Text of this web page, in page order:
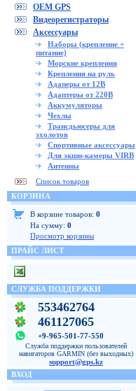
OEM GPS
Видеорегистраторы
Аксессуары
Наборы (крепление +
питание)
Морские крепления
Крепления на руль
Адаперы от 12В
Адаптеры от 220В
Аккумуляторы
Чехлы
Трансдьюсеры для
эхолотов
Спортивные аксессуары
Для экшн-камеры VIRB
Антенны
Список товаров
КОРЗИНА
В корзине товаров: 0
На сумму: 0
Просмотр корзины
ПРАЙС ЛИСТ
СЛУЖБА ПОДДЕРЖКИ
553462764
461127065
+9-965-501-77-550
Служба поддержки пользователей
навигаторов GARMIN (без выходных)
support@gps.kz
ВХОД